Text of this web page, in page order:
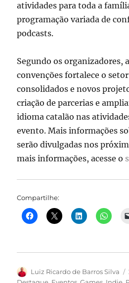
atividades para toda a
programação variada de
podcasts.
Segundo os organizadores,
convenções fortalece o
consolidados e novos
criação de parcerias e
idioma catalão nas
evento. Mais informações
serão divulgadas nos
mais informações, acesse o
Compartilhe:
Autor
Luiz Ricardo de Barros Silva